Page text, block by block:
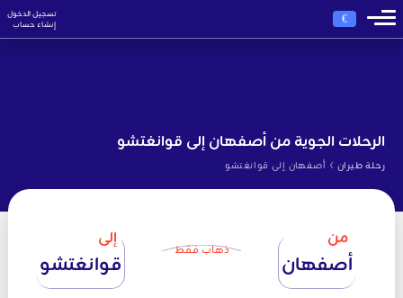
€
تسجيل الدخول
إنشاء حساب
الرحلات الجوية من أصفهان إلى قوانغتشو
رحلة طيران › أصفهان إلى قوانغتشو
من
أصفهان ذهاب فقط
إلى
قوانغتشو